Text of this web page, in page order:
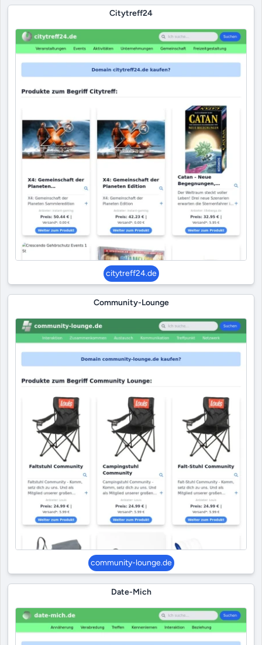
Citytreff24
citytreff24.de
Community-Lounge
community-lounge.de
Date-Mich